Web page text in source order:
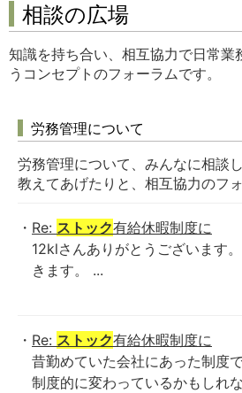
相談の広場
知識を持ち合い、相互協力で日常業
うコンセプトのフォーラムです。
労務管理について
労務管理について、みんなに相談
教えてあげたりと、相互協力のフ
Re: ストック有給休暇制度に
12klさんありがとうございます
きます。 ...
Re: ストック有給休暇制度に
昔勤めていた会社にあった制度
制度的に変わっているかもしれ